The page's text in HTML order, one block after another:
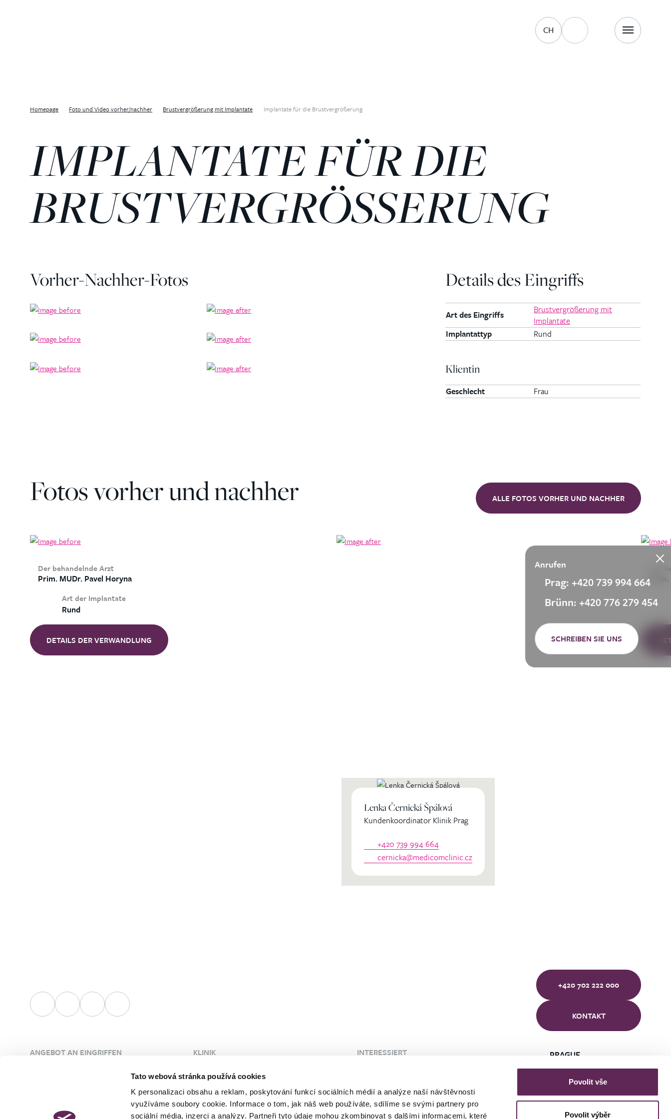
Tato webová stránka používá cookies
K personalizaci obsahu a reklam, poskytování funkcí sociálních médií a analýze naší návštěvnosti
využíváme soubory cookie. Informace o tom, jak náš web používáte, sdílíme se svými partnery pro
sociální média, inzerci a analýzy. Partneři tyto údaje mohou zkombinovat s dalšími informacemi, které
Povolit vše
Povolit výběr
CH
Homepage Foto und Video vorher/nachher Brustvergrößerung mit Implantate Implantate für die Brustvergrößerung
IMPLANTATE FÜR DIE
BRUSTVERGRÖSSERUNG
Vorher-Nachher-Fotos Details des Eingriffs
Art des Eingriffs
Brustvergrößerung mit
Implantate
Implantattyp
Rund
Klientin
Geschlecht Frau
Fotos vorher und nachher ALLE FOTOS VORHER UND NACHHER
Der behandelnde Arzt
Prim. MUDr. Pavel Horyna
Art der Implantate
Rund
DETAILS DER VERWANDLUNG
Prim.
Lenka Černická Špálová
Kundenkoordinator Klinik Prag
+420 739 994 664
cernicka@medicomclinic.cz
Anrufen
Prag: +420 739 994 664
Brünn: +420 776 279 454
SCHREIBEN SIE UNS
ANGEBOT AN EINGRIFFEN
Schlafmedizin
KLINIK
Über die Klinik
Ärzte
Unsere Kunden
Kontakt
INTERESSIERT
FAQ
Probleme
Ablauf
PRAGUE
BRNO
ÚSTÍ NAD LABEM
+420 702 222 000
KONTAKT